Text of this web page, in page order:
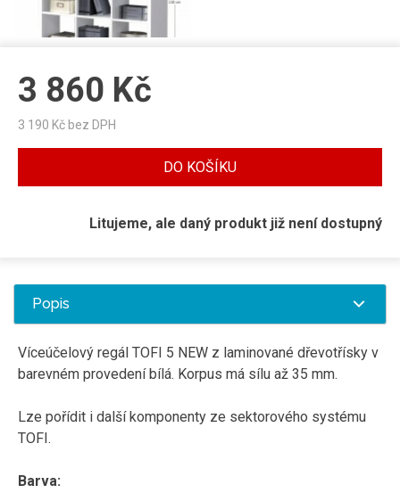
3 860 Kč
3 190 Kč bez DPH
DO KOŠÍKU
Litujeme, ale daný produkt již není dostupný
Popis
Víceúčelový regál TOFI 5 NEW z laminované dřevotřísky v
barevném provedení bílá. Korpus má sílu až 35 mm.
Lze pořídit i další komponenty ze sektorového systému
TOFI.
Barva: